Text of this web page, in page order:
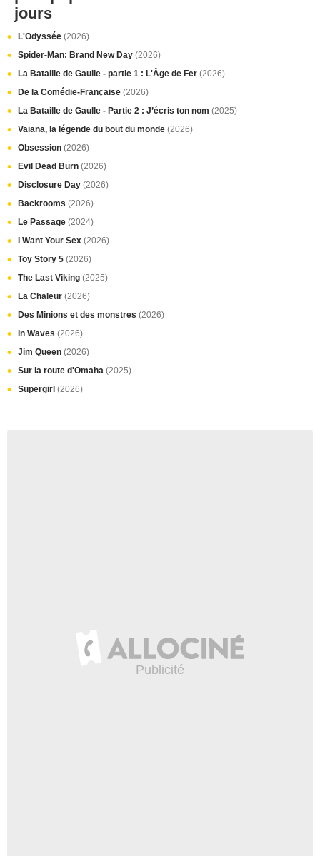
jours
L'Odyssée (2026)
Spider-Man: Brand New Day (2026)
La Bataille de Gaulle - partie 1 : L'Âge de Fer (2026)
De la Comédie-Française (2026)
La Bataille de Gaulle - Partie 2 : J’écris ton nom (2025)
Vaiana, la légende du bout du monde (2026)
Obsession (2026)
Evil Dead Burn (2026)
Disclosure Day (2026)
Backrooms (2026)
Le Passage (2024)
I Want Your Sex (2026)
Toy Story 5 (2026)
The Last Viking (2025)
La Chaleur (2026)
Des Minions et des monstres (2026)
In Waves (2026)
Jim Queen (2026)
Sur la route d'Omaha (2025)
Supergirl (2026)